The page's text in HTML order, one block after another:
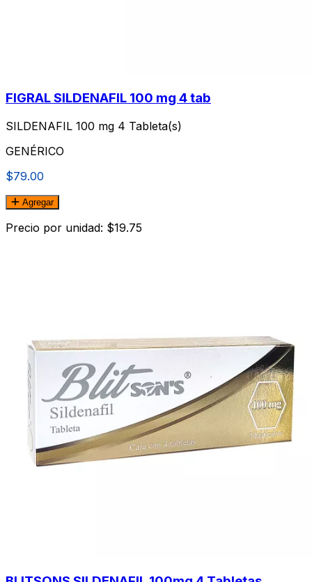
FIGRAL SILDENAFIL 100 mg 4 tab
SILDENAFIL 100 mg 4 Tableta(s)
GENÉRICO
$79.00
Agregar
Precio por unidad: $19.75